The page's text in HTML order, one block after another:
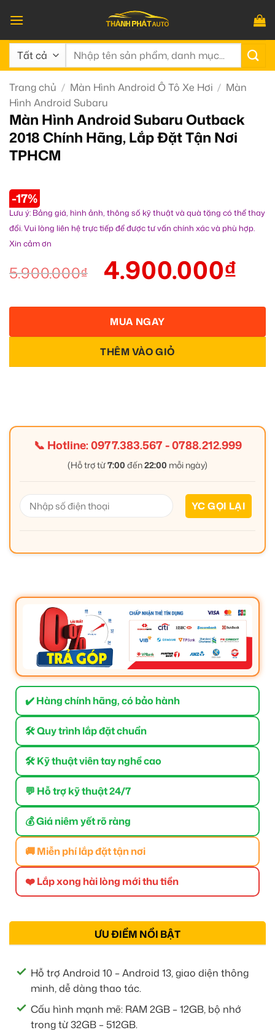
qua
nội
dung
Tìm
Trang chủ / Màn Hình Android Ô Tô Xe Hơi / Màn
Hình Android Subaru
Màn Hình Android Subaru Outback
2018 Chính Hãng, Lắp Đặt Tận Nơi
TPHCM
-17%
Lưu ý: Bảng giá, hình ảnh, thông số kỹ thuật và quà tặng có thể thay
đổi. Vui lòng liên hệ trực tiếp để được tư vấn chính xác và phù hợp.
Xin cảm ơn
5.900.000₫ 4.900.000₫
THÊM VÀO GIỎ
MUA NGAY
📞 Hotline:0977.383.567-0788.212.999
(Hỗ trợ từ7:00 đến22:00 mỗi ngày)
✔️ Hàng chính hãng, có bảo hành
🛠 Quy trình lắp đặt chuẩn
🛠 Kỹ thuật viên tay nghề cao
💬 Hỗ trợ kỹ thuật 24/7
💰 Giá niêm yết rõ ràng
🚚 Miễn phí lắp đặt tận nơi
❤️ Lắp xong hài lòng mới thu tiền
ƯU ĐIỂM NỔI BẬT
Hỗ trợ Android 10 – Android 13, giao diện thông
minh, dễ dàng thao tác.
Cấu hình mạnh mẽ: RAM 2GB – 12GB, bộ nhớ
trong từ 32GB – 512GB.